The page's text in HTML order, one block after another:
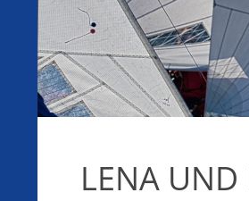
8 9 10 11 12
LENA UND